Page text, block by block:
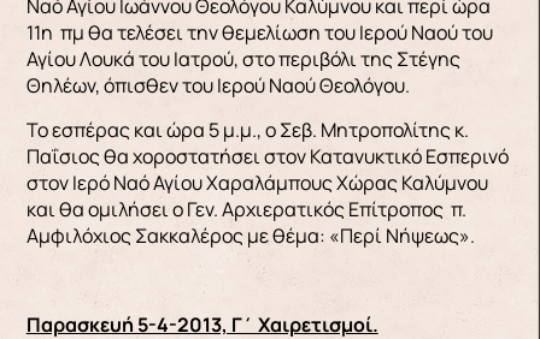
Ναό Αγίου Ιωάννου Θεολόγου Καλύμνου και περί ώρα
11η πμ θα τελέσει την θεμελίωση του Ιερού Ναού του
Αγίου Λουκά του Ιατρού, στο περιβόλι της Στέγης
Θηλέων, όπισθεν του Ιερού Ναού Θεολόγου.
Το εσπέρας και ώρα 5 μ.μ., ο Σεβ. Μητροπολίτης κ.
Παΐσιος θα χοροστατήσει στον Κατανυκτικό Εσπερινό
στον Ιερό Ναό Αγίου Χαραλάμπους Χώρας Καλύμνου
και θα ομιλήσει ο Γεν. Αρχιερατικός Επίτροπος π.
Αμφιλόχιος Σακκαλέρος με θέμα: «Περί Νήψεως».
Παρασκευή 5-4-2013, Γ΄ Χαιρετισμοί.